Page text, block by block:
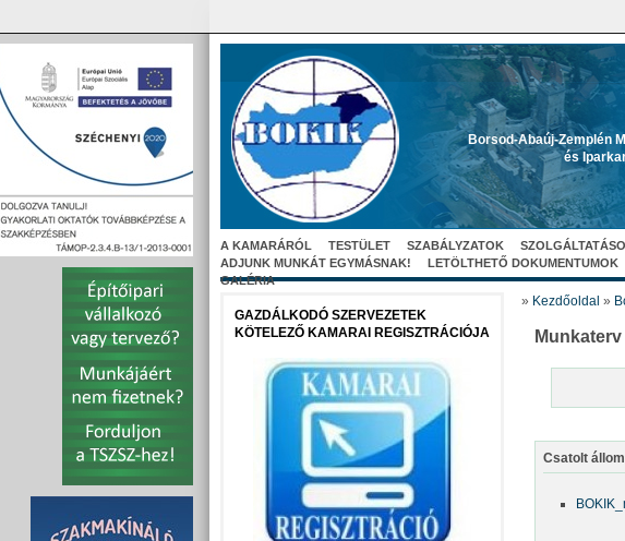
Borsod-Abaúj-Zemplén
és
A KAMARÁRÓL TESTÜLET SZABÁLYZATOK
ADJUNK MUNKÁT EGYMÁSNAK!
LETÖLTHETŐ DOKUMENTUMOK
GALÉRIA
GAZDÁLKODÓ SZERVEZETEK
KÖTELEZŐ KAMARAI REGISZTRÁCIÓJA
» Kezdőoldal »
Munkaterv
Csatolt